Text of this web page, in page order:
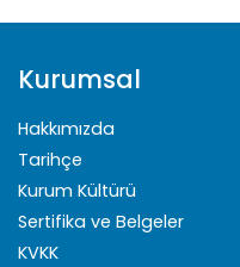
Kurumsal
Hakkımızda
Tarihçe
Kurum Kültürü
Sertifika ve Belgeler
KVKK